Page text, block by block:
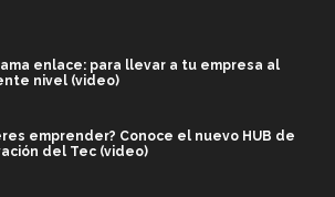
enlace: para llevar a tu empresa al
nivel (video)
emprender? Conoce el nuevo HUB de
del Tec (video)